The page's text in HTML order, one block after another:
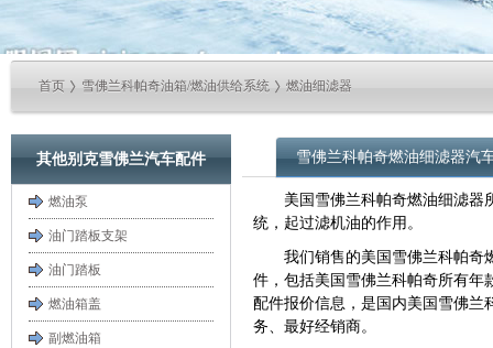
首页 雪佛兰科帕奇油箱/燃油供给系统 燃油细滤器
其他别克雪佛兰汽车配件
燃油泵
油门踏板支架
油门踏板
燃油箱盖
副燃油箱
雪佛兰科帕奇燃油细滤器汽
美国雪佛兰科帕奇燃油细滤器
统，起过滤机油的作用。
我们销售的美国雪佛兰科帕奇
件，包括美国雪佛兰科帕奇所有
配件报价信息，是国内美国雪佛兰
务、最好经销商。